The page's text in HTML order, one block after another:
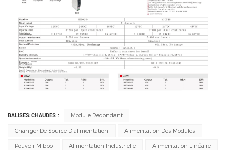
BALISES CHAUDES : Module Redondant
Changer De Source D'alimentation Alimentation Des Modules
Pouvoir Mibbo Alimentation Industrielle Alimentation Linéaire